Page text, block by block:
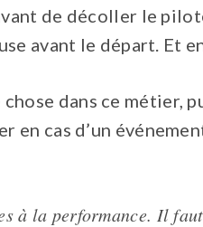
de décoller le
avant le départ. Et
chose dans ce métier,
en cas d’un
à la performance. Il